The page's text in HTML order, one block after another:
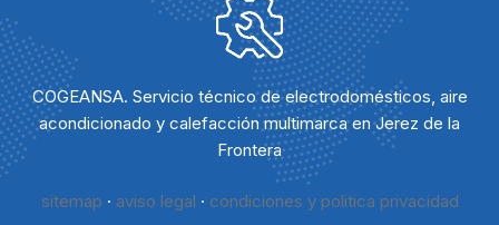
COGEANSA. Servicio técnico de electrodomésticos, aire
acondicionado y calefacción multimarca en Jerez de la
Frontera
sitemap · aviso legal · condiciones y politica privacidad